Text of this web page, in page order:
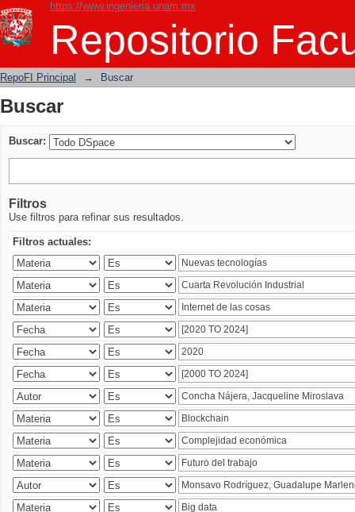
https://www.ingenieria.unam.mx
Repositorio
Buscar
RepoFI Principal → Buscar
Buscar
Buscar:
Filtros
Use filtros para refinar sus resultados.
Filtros actuales: